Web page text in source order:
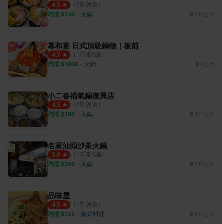
4.5 （ 6則評論）
均消 $130 ・ 火鍋
幕和宴 日式頂級鍋物｜板前
4.7 （ 12則評論）
均消 $1000 ・ 火鍋
小二春福氣鍋復興店
4.5 （ 6則評論）
均消 $180 ・ 火鍋
名家汕頭沙茶火鍋
5.0 （ 13則評論）
均消 $350 ・ 火鍋 736公尺
品味屋
4.5 （ 8則評論）
均消 $115 ・ 義式料理